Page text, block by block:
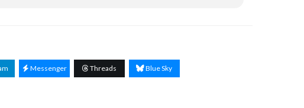
Messenger Threads Blue Sky